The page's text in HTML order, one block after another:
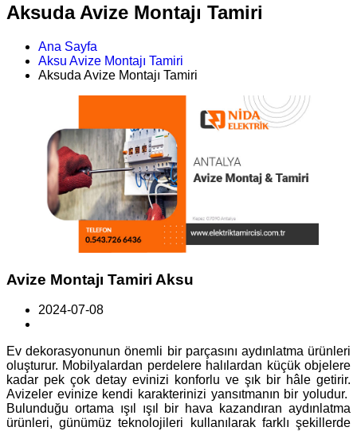
Aksuda Avize Montajı Tamiri
Ana Sayfa
Aksu Avize Montajı Tamiri
Aksuda Avize Montajı Tamiri
Avize Montajı Tamiri Aksu
2024-07-08
Ev dekorasyonunun önemli bir parçasını aydınlatma ürünleri
oluşturur. Mobilyalardan perdelere halılardan küçük objelere
kadar pek çok detay evinizi konforlu ve şık bir hâle getirir.
Avizeler evinize kendi karakterinizi yansıtmanın bir yoludur.
Bulunduğu ortama ışıl ışıl bir hava kazandıran aydınlatma
ürünleri, günümüz teknolojileri kullanılarak farklı şekillerde